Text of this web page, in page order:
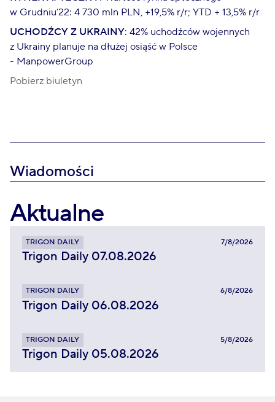
w Grudniu’22: 4 730 mln PLN, +19,5% r/r; YTD + 13,5% r/r
UCHODŹCY Z UKRAINY: 42% uchodźców wojennych
z Ukrainy planuje na dłużej osiąść w Polsce
- ManpowerGroup
Pobierz biuletyn
Wiadomości
Aktualne
TRIGON DAILY 7/8/2026
Trigon Daily 07.08.2026
TRIGON DAILY 6/8/2026
Trigon Daily 06.08.2026
TRIGON DAILY 5/8/2026
Trigon Daily 05.08.2026